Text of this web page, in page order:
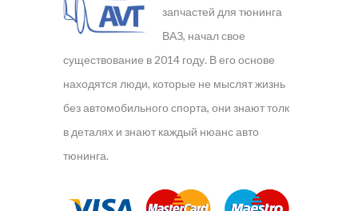
запчастей для тюнинга
ВАЗ, начал свое
существование в 2014 году. В его основе
находятся люди, которые не мыслят жизнь
без автомобильного спорта, они знают толк
в деталях и знают каждый нюанс авто
тюнинга.